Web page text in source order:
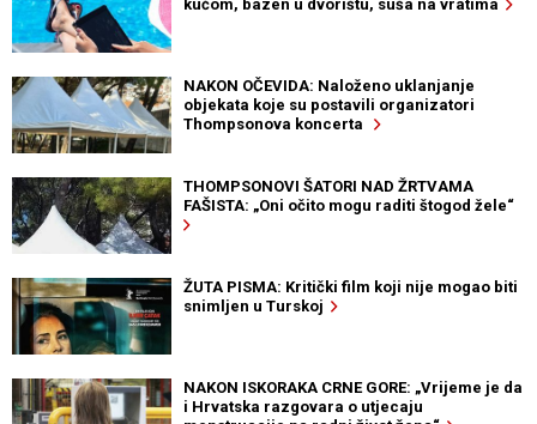
kućom, bazen u dvorištu, suša na vratima
NAKON OČEVIDA: Naloženo uklanjanje
objekata koje su postavili organizatori
Thompsonova koncerta
THOMPSONOVI ŠATORI NAD ŽRTVAMA
FAŠISTA: „Oni očito mogu raditi štogod žele“
ŽUTA PISMA: Kritički film koji nije mogao biti
snimljen u Turskoj
NAKON ISKORAKA CRNE GORE: „Vrijeme je da
i Hrvatska razgovara o utjecaju